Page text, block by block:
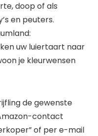
doop of als
en peuters.
uw luiertaart naar
je kleurwensen
de gewenste
contact
of per e-mail